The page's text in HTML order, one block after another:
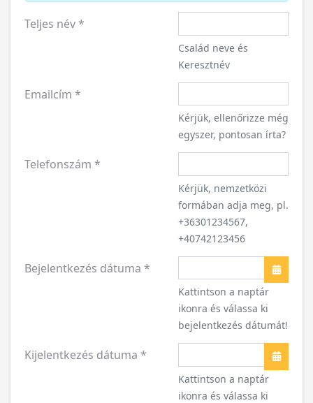
Teljes név*
Család neve és
Keresztnév
Emailcím *
Kérjük, ellenőrizze még
egyszer, pontosan írta?
Telefonszám *
Kérjük, nemzetközi
formában adja meg, pl.
+36301234567,
+40742123456
Bejelentkezés dátuma *
Naptár
Kattintson a naptár
ikonra és válassa ki
bejelentkezés dátumát!
Kijelentkezés dátuma *
Naptár
Kattintson a naptár
ikonra és válassa ki